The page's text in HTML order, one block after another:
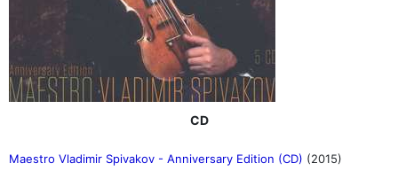
CD
Maestro Vladimir Spivakov - Anniversary Edition (CD) (2015)